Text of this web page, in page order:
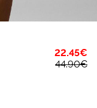
22.45€
44.90€